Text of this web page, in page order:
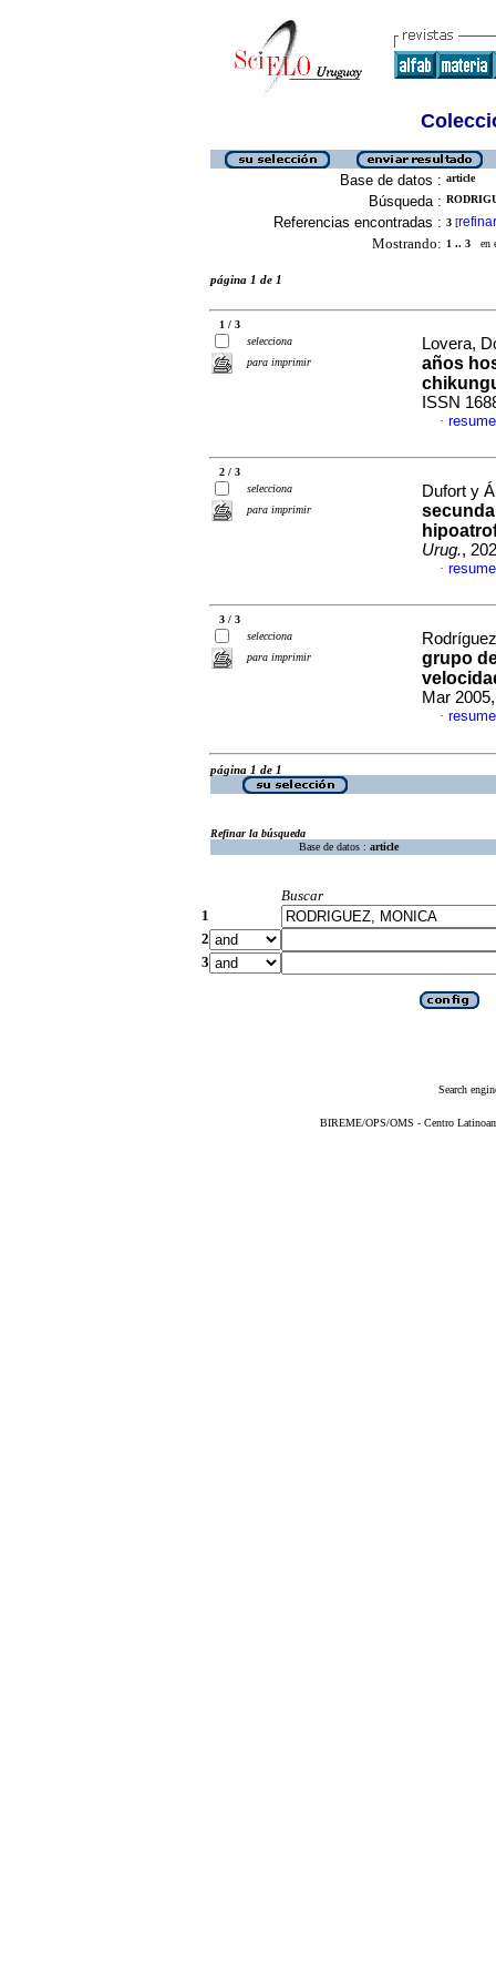
Base de datos : article
Búsqueda :
Referencias encontradas : 3 [refinar
Mostrando: 1 .. 3 en
página 1 de 1
1 / 3
selecciona
para imprimir
Lovera,
años
ISSN
·
2 / 3
selecciona
para imprimir
Dufort y
Urug.,
·
3 / 3
selecciona
para imprimir
grupo
Mar
·
página 1 de 1
Refinar la búsqueda
Base de datos : article
Buscar
1
2
3
Search
BIREME/OPS/OMS - Centro